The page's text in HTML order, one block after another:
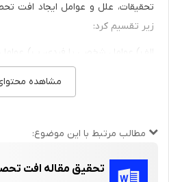
تحقیقات، علل و عوامل ایجاد افت
زیر تقسیم کرد:
الف) عوامل شخصی یا فردی، ب) عوامل
وسعت آماری افت تحصیلی در
پژوهشگران را بر آن داشت تا علل
نموده و راههای عملی در رابطه با
مشاهده
مطالب مرتبط با این موضوع:
تحقیق مقاله افت